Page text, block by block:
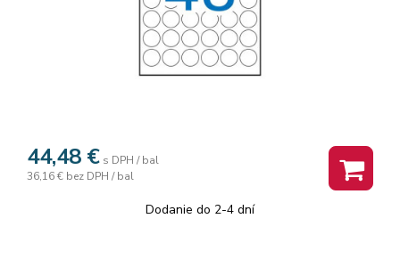
44,48 € s DPH / bal
36,16 € bez DPH / bal
Dodanie do 2-4 dní